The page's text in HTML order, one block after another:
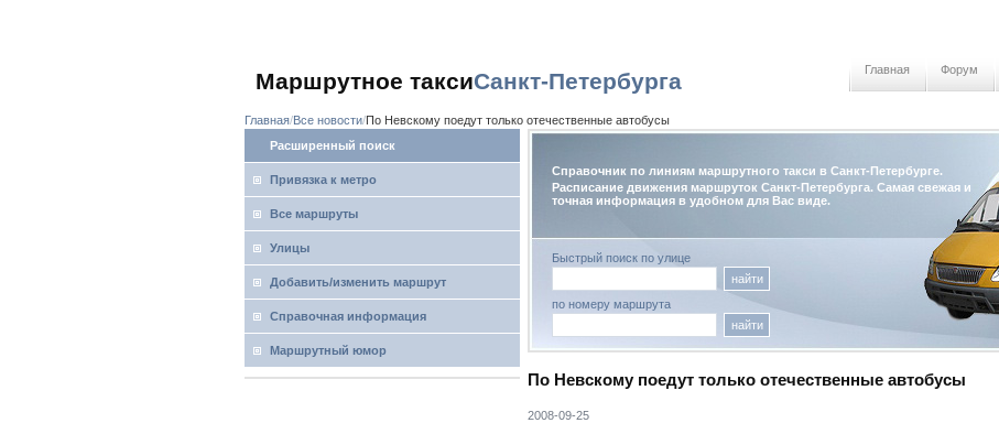
Маршрутное таксиСанкт-Петербурга Главная Форум
Главная Все новости По Невскому поедут только отечественные автобусы
Расширенный поиск
Привязка к метро
Все маршруты
Улицы
Добавить/изменить маршрут
Справочная информация
Маршрутный юмор
Справочник по линиям маршрутного такси в Санкт-Петербурге.
Расписание движения маршруток Санкт-Петербурга. Самая свежая и
точная информация в удобном для Вас виде.
Быстрый поиск по улице
найти
по номеру маршрута
найти
По Невскому поедут только отечественные автобусы
2008-09-25